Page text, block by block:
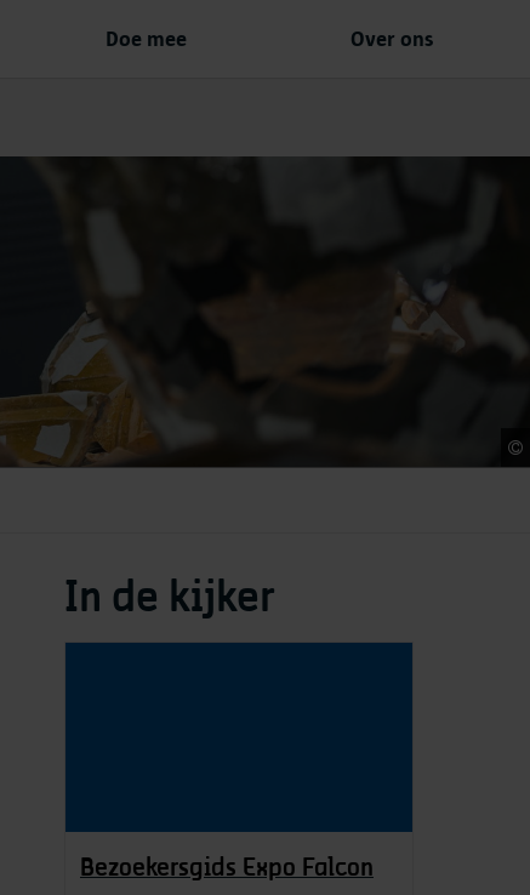
Doe mee Over ons
In de kijker
Bezoekersgids Expo Falcon